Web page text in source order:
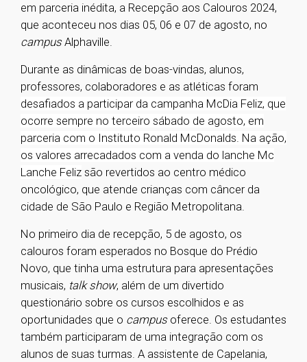
em parceria inédita, a Recepção aos Calouros 2024,
que aconteceu nos dias 05, 06 e 07 de agosto, no
campusAlphaville.
Durante as dinâmicas de boas-vindas, alunos,
professores, colaboradores e as atléticas foram
desafiados a participar da campanha McDia Feliz, que
ocorre sempre no terceiro sábado de agosto, em
parceria com o Instituto Ronald McDonalds. Na ação,
os valores arrecadados com a venda do lanche Mc
Lanche Feliz são revertidos ao centro médico
oncológico, que atende crianças com câncer da
cidade de São Paulo e Região Metropolitana.
No primeiro dia de recepção, 5 de agosto, os
calouros foram esperados no Bosque do Prédio
Novo, que tinha uma estrutura para apresentações
musicais, talk show, além de um divertido
questionário sobre os cursos escolhidos e as
oportunidades que o campusoferece. Os estudantes
também participaram de uma integração com os
alunos de suas turmas. A assistente de Capelania,